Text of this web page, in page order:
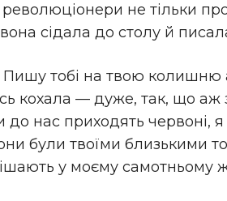
не тільки
сідала до столу й
тобі на твою колишню
кохала — дуже, так, що аж
нас приходять червоні,
були твоїми
у моєму самотньому